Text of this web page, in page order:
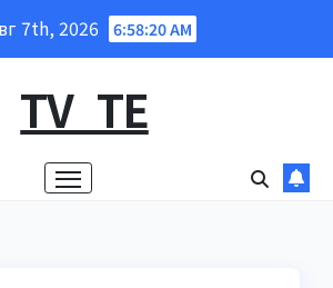
7th, 2026 6:58:21 AM
TV_TE